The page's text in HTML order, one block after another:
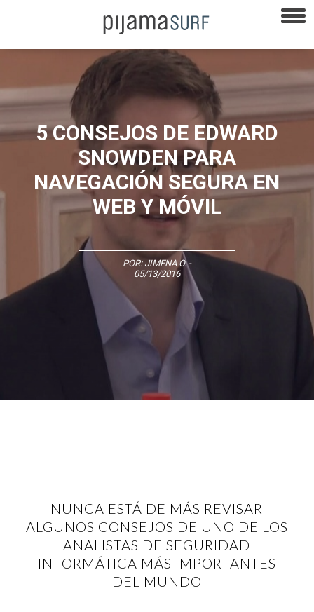
5 CONSEJOS DE EDWARD
SNOWDEN PARA
NAVEGACIÓN SEGURA EN
WEB Y MÓVIL
POR: JIMENA O.-
05/13/2016
NUNCA ESTÁ DE MÁS REVISAR
ALGUNOS CONSEJOS DE UNO DE LOS
ANALISTAS DE SEGURIDAD
INFORMÁTICA MÁS IMPORTANTES
DEL MUNDO